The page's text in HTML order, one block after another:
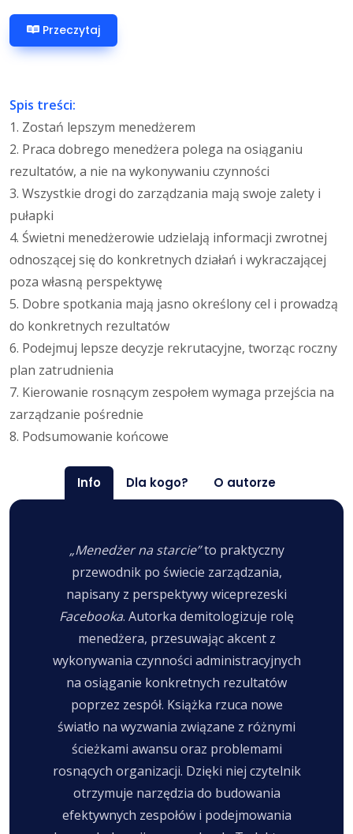
Przeczytaj
Spis treści:
1. Zostań lepszym menedżerem
2. Praca dobrego menedżera polega na osiąganiu
rezultatów, a nie na wykonywaniu czynności
3. Wszystkie drogi do zarządzania mają swoje zalety i
pułapki
4. Świetni menedżerowie udzielają informacji zwrotnej
odnoszącej się do konkretnych działań i wykraczającej
poza własną perspektywę
5. Dobre spotkania mają jasno określony cel i prowadzą
do konkretnych rezultatów
6. Podejmuj lepsze decyzje rekrutacyjne, tworząc roczny
plan zatrudnienia
7. Kierowanie rosnącym zespołem wymaga przejścia na
zarządzanie pośrednie
8. Podsumowanie końcowe
Info Dla kogo? O autorze
„Menedżer na starcie”to praktyczny
przewodnik po świecie zarządzania,
napisany z perspektywy wiceprezeski
Facebooka. Autorka demitologizuje rolę
menedżera, przesuwając akcent z
wykonywania czynności administracyjnych
na osiąganie konkretnych rezultatów
poprzez zespół. Książka rzuca nowe
światło na wyzwania związane z różnymi
ścieżkami awansu oraz problemami
rosnących organizacji. Dzięki niej czytelnik
otrzymuje narzędzia do budowania
efektywnych zespołów i podejmowania